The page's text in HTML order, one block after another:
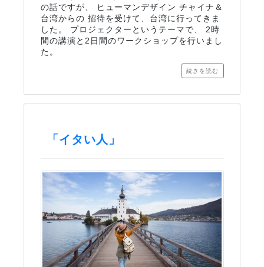
の話ですが、 ヒューマンデザイン チャイナ＆
台湾からの 招待を受けて、台湾に行ってきま
した。 プロジェクターというテーマで、 2時
間の講演と2日間のワークショップを行いまし
た。
続きを読む
「イタい人」